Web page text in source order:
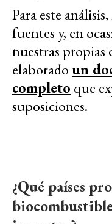
Para este
fuentes y, en
nuestras propias
elaboradoun
completo que
suposiciones.
¿Qué países